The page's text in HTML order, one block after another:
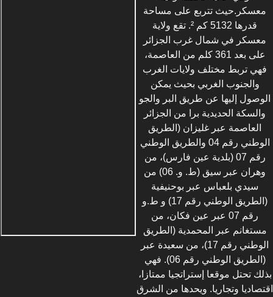
معسكر.حيث تتربع على مساحة
قدرها 5132 كم ². تقع ولاية
معسكر في شمال غرب الجزائر
على بعد 361 كلم من العاصمة،
فهي تربط مختلف ولايات الغرب
والجنوب الغربي بحيث يمكن
الوصول إليها عن طريق البر والجو
والسكة الحديدية برا من الجزائر
العاصمة عبر غليزان (الطريق
الوطني رقم 04 والطريق الوطني
رقم 07 (بلدية عين فارس)، من
وهران عبر سيق (ط. و. 06) من
سيدي بلعباس عبر بوحنيفية
(الطريق الوطني رقم 17) و ط.و
رقم 07 عبر عين فكان، من
مستغانم عبر المحمدية (الطريق
الوطني رقم 17)، من سعيدة عبر
(الطريق الوطني رقم 06). فهي
بذلك تحتل موقعا إستراتجيا ممتازا،
اقتصاديا وتجاريا. ويحدها من الشرق